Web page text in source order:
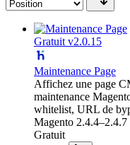
Gratuit v2.0.15
Maintenance Page
Affichez une page
maintenance
whitelist, URL de
Magento 2.4.4–2.4.7
Gratuit